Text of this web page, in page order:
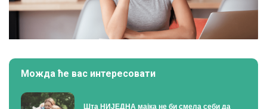
Можда ће вас интересовати
Шта НИЈЕДНА мајка не би смела себи да